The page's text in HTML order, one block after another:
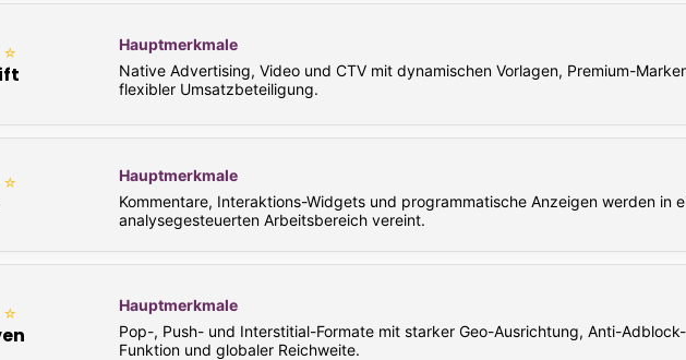
Hauptmerkmale
Native Advertising, Video und CTV mit dynamischen Vorlagen, Premium-
flexibler Umsatzbeteiligung.
Hauptmerkmale
Kommentare, Interaktions-Widgets und programmatische Anzeigen werden in
analysegesteuerten Arbeitsbereich vereint.
Hauptmerkmale
Pop-, Push- und Interstitial-Formate mit starker Geo-Ausrichtung, Anti-Adblock-
Funktion und globaler Reichweite.